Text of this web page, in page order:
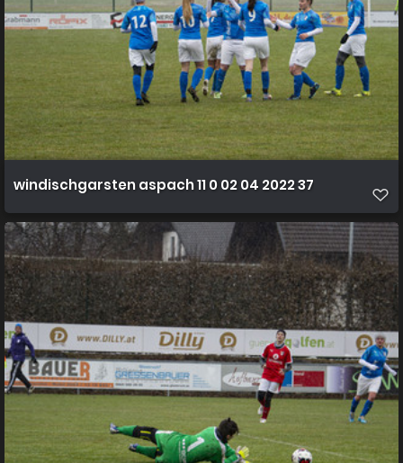
windischgarsten aspach 11 0 02 04 2022 37